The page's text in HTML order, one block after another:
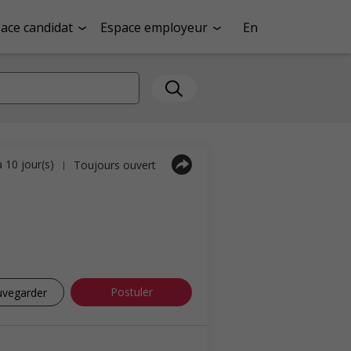
candidat Espace employeur En
Postuler
10 jour(s) | Toujours ouvert